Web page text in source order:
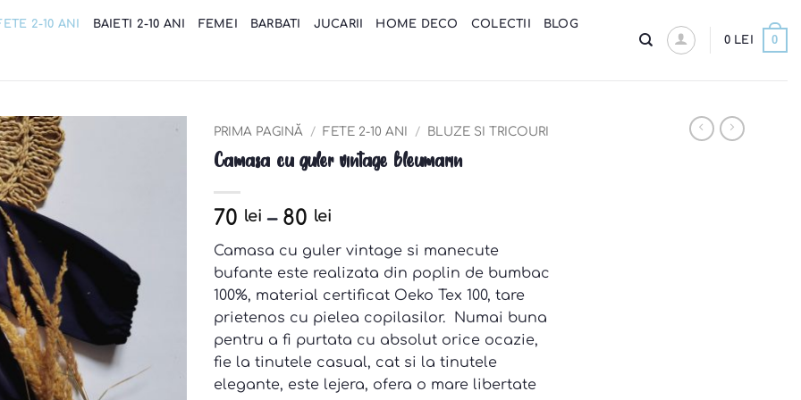
2-10 ANI BAIETI 2-10 ANI FEMEI BARBATI JUCARII HOME DECO COLECTII BLOG
0 LEI 0
PRIMA PAGINĂ / FETE 2-10 ANI / BLUZE SI TRICOURI
Camasa cu guler vintage bleumarin
70 lei – 80 lei
Camasa cu guler vintage si manecute
bufante este realizata din poplin de bumbac
100%, material certificat Oeko Tex 100, tare
prietenos cu pielea copilasilor. Numai buna
pentru a fi purtata cu absolut orice ocazie,
fie la tinutele casual, cat si la tinutele
elegante, este lejera, ofera o mare libertate